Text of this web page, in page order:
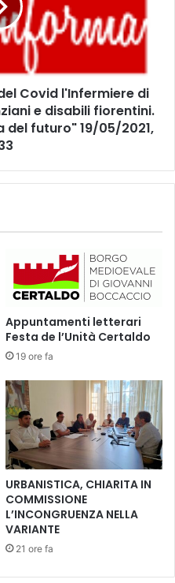
Covid l'Infermiere di
e disabili fiorentini.
futuro" 19/05/2021,
Appuntamenti letterari
Festa de l’Unità Certaldo
19 ore fa
URBANISTICA, CHIARITA IN
COMMISSIONE
L’INCONGRUENZA NELLA
VARIANTE
21 ore fa